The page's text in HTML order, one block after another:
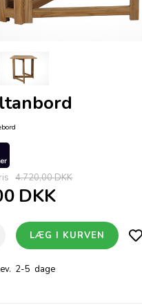
4.720,00 DKK
DKK
2-5 dage